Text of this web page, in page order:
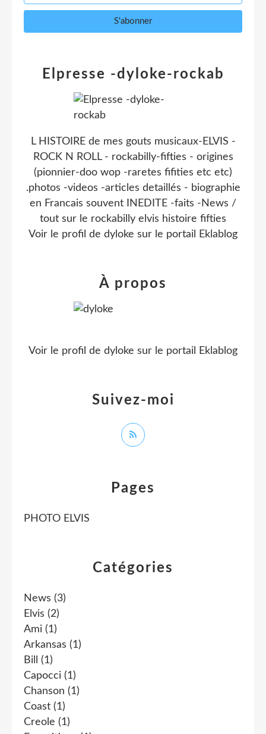
Catégories
News (3)
Elvis (2)
Ami (1)
Arkansas (1)
Bill
(1)
Capocci (1)
Chanson (1)
Coast (1)
Creole (1)
Pages
PHOTO ELVIS
Elpresse -dyloke-rockab
L HISTOIRE de mes gouts musicaux-ELVIS -
ROCK N ROLL - rockabilly-fifties - origines
(pionnier-doo wop -raretes fifities etc etc)
.photos -videos -articles detaillés - biographie
en Francais souvent INEDITE -faits -News /
tout sur le rockabilly elvis histoire fifties
Voir le profil de dyloke sur le portail Eklablog
Suivez-moi
À propos
Voir le profil de dyloke sur le portail Eklablog